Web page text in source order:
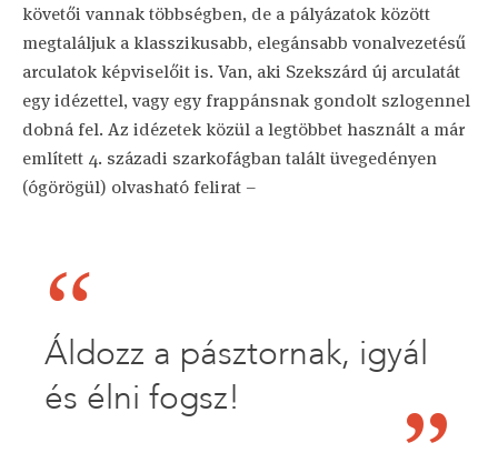
követői vannak többségben, de a pályázatok között
megtaláljuk a klasszikusabb, elegánsabb vonalvezetésű
arculatok képviselőit is. Van, aki Szekszárd új arculatát
egy idézettel, vagy egy frappánsnak gondolt szlogennel
dobná fel. Az idézetek közül a legtöbbet használt a már
említett 4. századi szarkofágban talált üvegedényen
(ógörögül) olvasható felirat –
Áldozz a pásztornak, igyál
és élni fogsz!